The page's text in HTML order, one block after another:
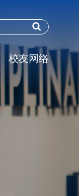
校友网络